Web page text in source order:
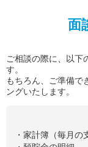
面
ご相談の際に、以下
す。
もちろん、ご準備で
ングいたします。
・家計簿（毎月の